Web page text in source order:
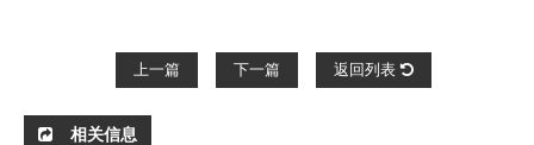
上一篇 下一篇 返回列表
相关信息